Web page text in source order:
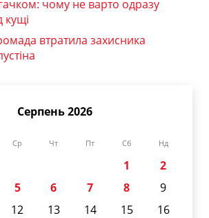
чому не варто одразу
кущі
втратила захисника
Серпень 2026
Ср Чт Пт Сб Нд
1
2
5 6 7 8
9
12 13 14 15
16